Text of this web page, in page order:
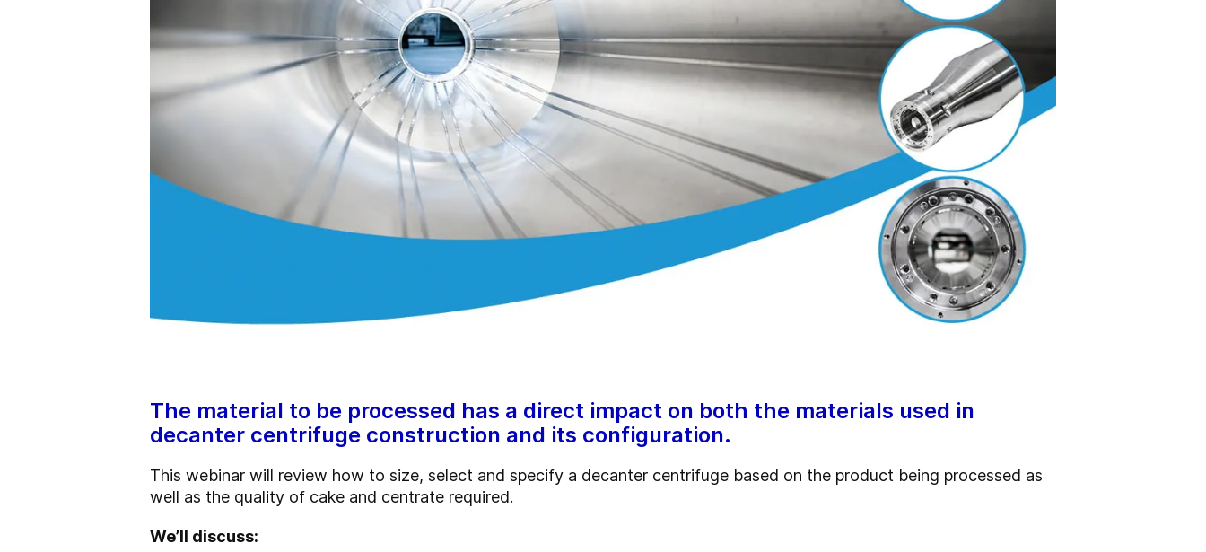
The material to be processed has a direct impact on both the materials used in
decanter centrifuge construction and its configuration.
This webinar will review how to size, select and specify a decanter centrifuge based on the product being processed as
well as the quality of cake and centrate required.
We’ll discuss: